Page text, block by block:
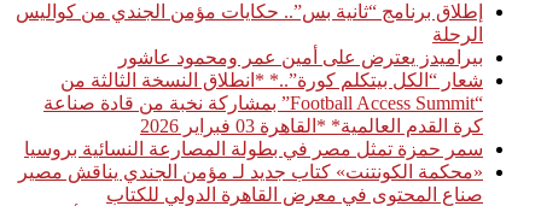
إطلاق برنامج “ثانية بس”.. حكايات مؤمن الجندي من كواليس
الرحلة
بيراميدز يعترض على أمين عمر ومحمود عاشور
شعار “الكل بيتكلم كورة”..* *انطلاق النسخة الثالثة من
“Football Access Summit” بمشاركة نخبة من قادة صناعة
كرة القدم العالمية* *القاهرة 03 فبراير 2026
سمر حمزة تمثل مصر في بطولة المصارعة النسائية بروسيا
«محكمة الكونتنت» كتاب جديد لـ مؤمن الجندي يناقش مصير
صناع المحتوى في معرض القاهرة الدولي للكتاب